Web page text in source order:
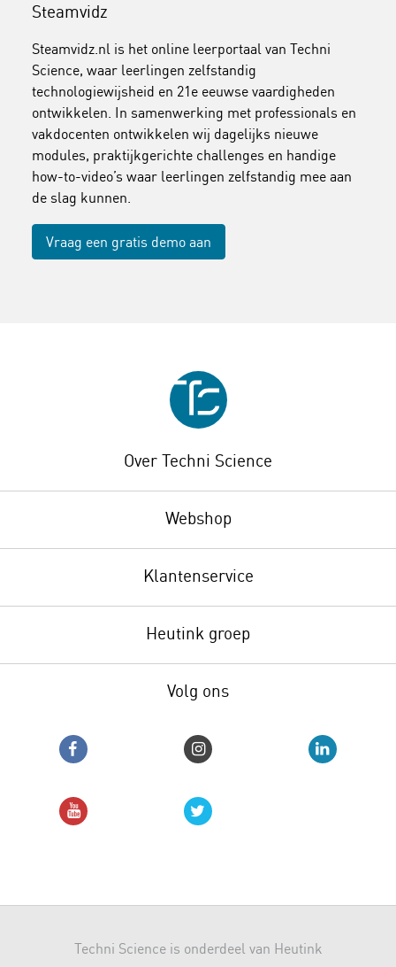
Steamvidz
Steamvidz.nl is het online leerportaal van Techni
Science, waar leerlingen zelfstandig
technologiewijsheid en 21e eeuwse vaardigheden
ontwikkelen. In samenwerking met professionals en
vakdocenten ontwikkelen wij dagelijks nieuwe
modules, praktijkgerichte challenges en handige
how-to-video’s waar leerlingen zelfstandig mee aan
de slag kunnen.
Vraag een gratis demo aan
Over Techni Science
Webshop
Klantenservice
Heutink groep
Volg ons
Techni Science is onderdeel van Heutink